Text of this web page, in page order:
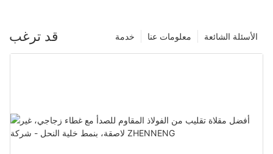
قد ترغب الأسئلة الشائعة معلومات عنا خدمة